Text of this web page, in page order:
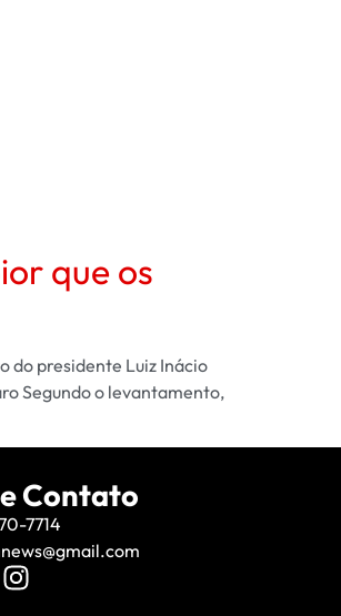
que os
do presidente Luiz Inácio
Segundo o levantamento,
Contato
7714